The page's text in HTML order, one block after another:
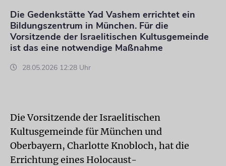
Die Gedenkstätte Yad Vashem errichtet ein
Bildungszentrum in München. Für die
Vorsitzende der Israelitischen Kultusgemeinde
ist das eine notwendige Maßnahme
28.05.2026 12:28 Uhr
Die Vorsitzende der Israelitischen
Kultusgemeinde für München und
Oberbayern, Charlotte Knobloch, hat die
Errichtung eines Holocaust-